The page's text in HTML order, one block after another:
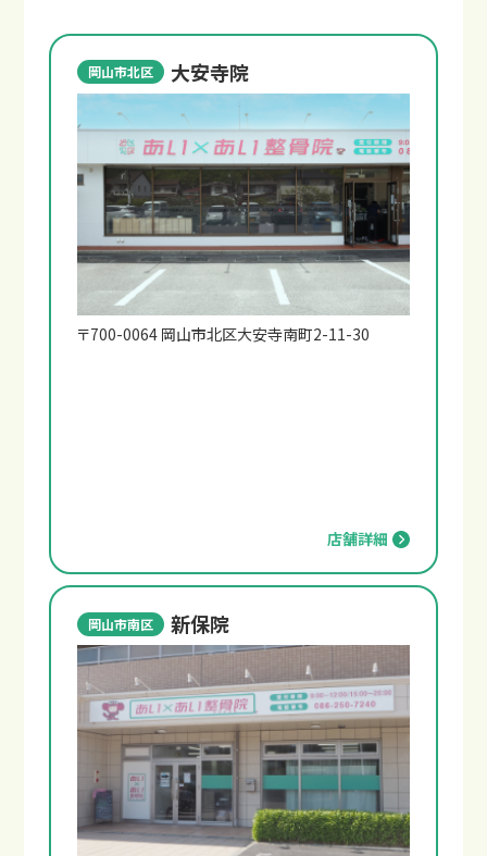
岡山市北区 大安寺院
〒700-0064 岡山市北区大安寺南町2-11-30
店舗詳細
岡山市南区 新保院